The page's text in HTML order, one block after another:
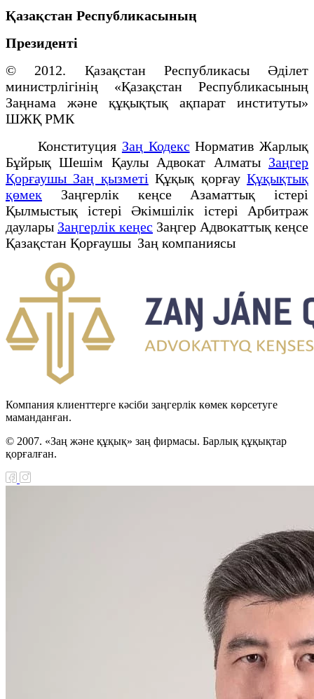
Қазақстан Республикасының
Президенті
© 2012. Қазақстан Республикасы Әділет
министрлігінің «Қазақстан Республикасының
Заңнама және құқықтық ақпарат институты»
ШЖҚ РМК
Конституция Заң Кодекс Норматив Жарлық
Бұйрық Шешім Қаулы Адвокат Алматы Заңгер
Қорғаушы Заң қызметі Құқық қорғауҚұқықтық
қөмек Заңгерлік кеңсе Азаматтық істері
Қылмыстық істері Әкімшілік істері Арбитраж
даулары Заңгерлік кеңес Заңгер Адвокаттық кеңсе
Қазақстан Қорғаушы Заң компаниясы
Компания клиенттерге кәсіби заңгерлік көмек көрсетуге
маманданған.
© 2007. «Заң және құқық» заң фирмасы. Барлық құқықтар
қорғалған.